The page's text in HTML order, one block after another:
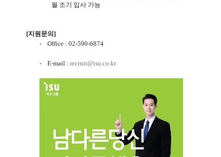
월 조기 입사 가능
[지원문의 ]
-
Office : 02-590-6874
- E-mail : recruit@isu.co.kr